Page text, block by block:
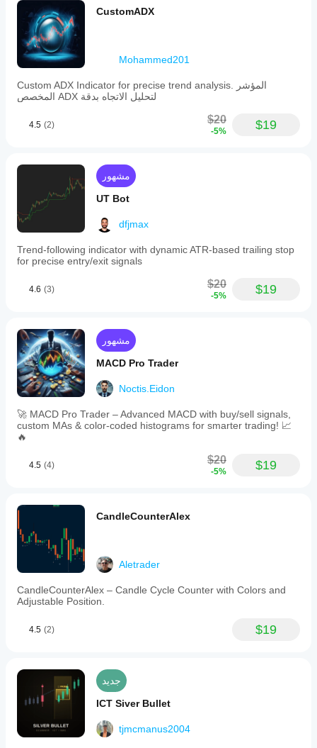
CustomADX
Mohammed201
Custom ADX Indicator for precise trend analysis. المؤشر
المخصص ADX لتحليل الاتجاه بدقة
4.5 (2) $20
-5% $19
مشهور
UT Bot
dfjmax
Trend-following indicator with dynamic ATR-based trailing stop
for precise entry/exit signals
4.6 (3) $20
-5% $19
مشهور
MACD Pro Trader
Noctis.Eidon
🚀 MACD Pro Trader – Advanced MACD with buy/sell signals,
custom MAs & color-coded histograms for smarter trading! 📈
🔥
4.5 (4) $20
-5% $19
CandleCounterAlex
Aletrader
CandleCounterAlex – Candle Cycle Counter with Colors and
Adjustable Position.
4.5 (2) $19
جديد
ICT Siver Bullet
tjmcmanus2004